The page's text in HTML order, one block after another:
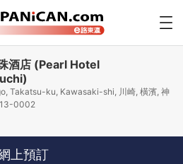
酒店 (Pearl Hotel
Takatsu-ku, Kawasaki-shi, 川崎, 橫濱, 神
0002
上預訂